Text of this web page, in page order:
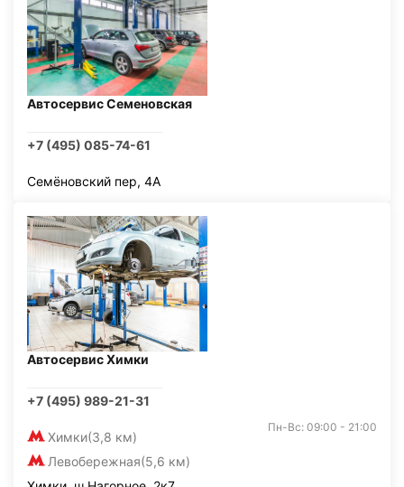
Автосервис Семеновская
+7 (495) 085-74-61
Семёновский пер, 4А
Автосервис Химки
+7 (495) 989-21-31
Химки(3,8 км)
Левобережная(5,6 км)
Пн-Вс: 09:00 - 21:00